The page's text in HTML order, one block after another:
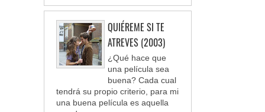
QUIÉREME SI TE
ATREVES (2003)
¿Qué hace que
una película sea
buena? Cada cual
tendrá su propio criterio, para mi
una buena película es aquella